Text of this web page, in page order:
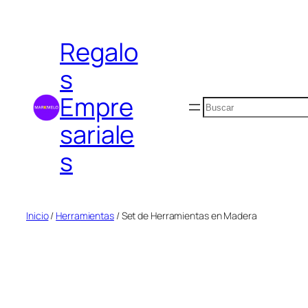
contenidoRegalo
s
Empre
sariale
s
Buscar
Inicio/ Herramientas/ Set de Herramientas en Madera